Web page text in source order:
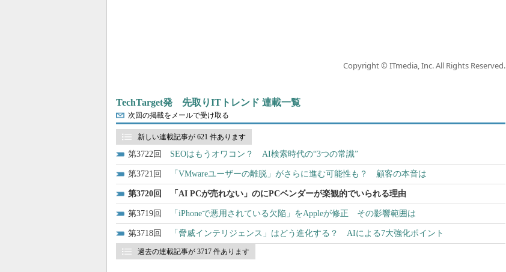
Copyright © ITmedia, Inc. All Rights Reserved.
TechTarget発 先取りITトレンド 連載一覧
次回の掲載をメールで受け取る
新しい連載記事が 621 件あります
3722 SEOはもうオワコン？ AI検索時代の“3つの常識”
3721 「VMwareユーザーの離脱」がさらに進む可能性も？ 顧客の本音は
3720 「AI PCが売れない」のにPCベンダーが楽観的でいられる理由
3719 「iPhoneで悪用されている欠陥」をAppleが修正 その影響範囲は
3718 「脅威インテリジェンス」はどう進化する？ AIによる7大強化ポイント
過去の連載記事が 3717 件あります